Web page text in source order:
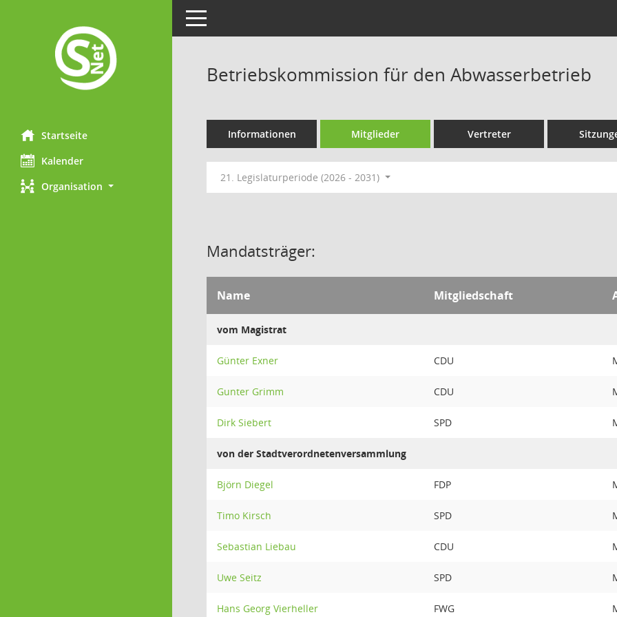
Startseite
Kalender
Organisation
Toggle navigation
Betriebskommission für den Abwasserbetrieb
Informationen Mitglieder Vertreter
21. Legislaturperiode (2026 - 2031)
Mandatsträger:
Name Mitgliedschaft
vom Magistrat
Günter Exner CDU
Gunter Grimm CDU
Dirk Siebert SPD
von der Stadtverordnetenversammlung
Björn Diegel FDP
Timo Kirsch SPD
Sebastian Liebau CDU
Uwe Seitz SPD
Hans Georg Vierheller FWG